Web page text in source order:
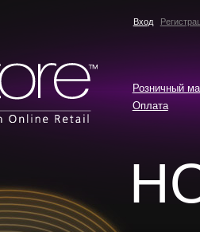
Вход
Розничный
Оплата